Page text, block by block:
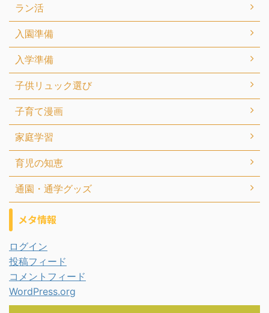
ラン活
入園準備
入学準備
子供リュック選び
子育て漫画
家庭学習
育児の知恵
通園・通学グッズ
メタ情報
ログイン
投稿フィード
コメントフィード
WordPress.org